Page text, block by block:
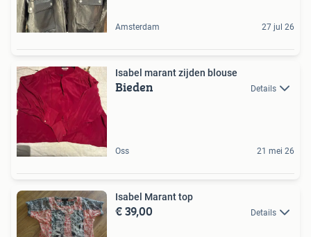
Amsterdam 27 jul 26
Isabel marant zijden blouse
Bieden Details
Oss 21 mei 26
Isabel Marant top
€ 39,00 Details